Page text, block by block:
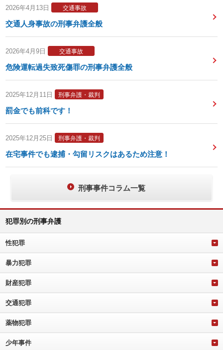
2026年4月13日 交通事故
交通人身事故の刑事弁護全般
2026年4月9日 交通事故
危険運転過失致死傷罪の刑事弁護全般
2025年12月11日 刑事弁護・裁判
罰金でも前科です！
2025年12月25日 刑事弁護・裁判
在宅事件でも逮捕・勾留リスクはあるため注意！
刑事事件コラム一覧
犯罪別の刑事弁護
性犯罪
暴力犯罪
財産犯罪
交通犯罪
薬物犯罪
少年事件